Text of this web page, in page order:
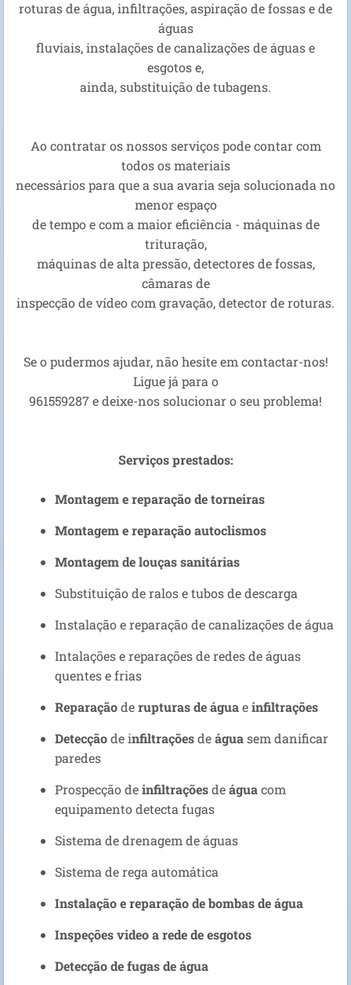
roturas de água, infiltrações, aspiração de fossas e de
águas
fluviais, instalações de canalizações de águas e
esgotos e,
ainda, substituição de tubagens.
Ao contratar os nossos serviços pode contar com
todos os materiais
necessários para que a sua avaria seja solucionada no
menor espaço
de tempo e com a maior eficiência - máquinas de
trituração,
máquinas de alta pressão, detectores de fossas,
câmaras de
inspecção de vídeo com gravação, detector de roturas.
Se o pudermos ajudar, não hesite em contactar-nos!
Ligue já para o
961559287 e deixe-nos solucionar o seu problema!
Serviços prestados:
Montagem e reparação de torneiras
Montagem e reparação autoclismos
Montagem de louças sanitárias
Substituição de ralos e tubos de descarga
Instalação e reparação de canalizações de água
Intalações e reparações de redes de águas
quentes e frias
Reparaçãoderupturas de águaeinfiltrações
Detecçãode infiltraçõesdeáguasem danificar
paredes
Prospecção deinfiltraçõesdeáguacom
equipamento detecta fugas
Sistema de drenagem de águas
Sistema de rega automática
Instalação e reparação de bombas de água
Inspeções video a rede de esgotos
Detecção de fugas de água